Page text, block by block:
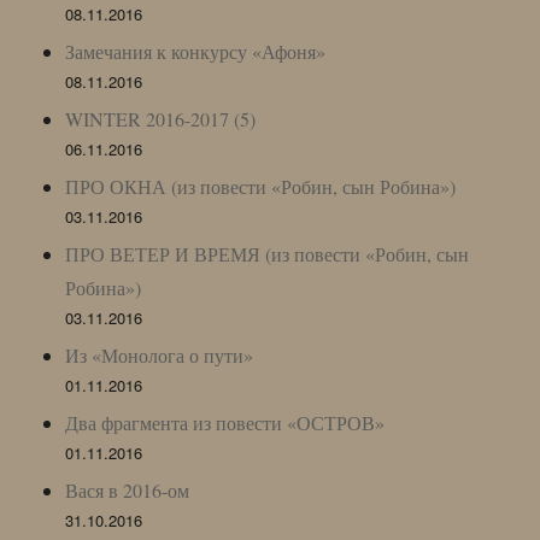
08.11.2016
Замечания к конкурсу «Афоня»
08.11.2016
WINTER 2016-2017 (5)
06.11.2016
ПРО ОКНА (из повести «Робин, сын Робина»)
03.11.2016
ПРО ВЕТЕР И ВРЕМЯ (из повести «Робин, сын
Робина»)
03.11.2016
Из «Монолога о пути»
01.11.2016
Два фрагмента из повести «ОСТРОВ»
01.11.2016
Вася в 2016-ом
31.10.2016